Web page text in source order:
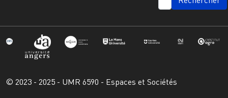
© 2023 - 2025 - UMR 6590 - Espaces et Sociétés